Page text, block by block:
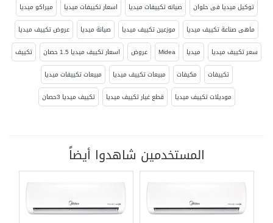
توكيل ميديا فى حلوان
صيانه تكييفات ميديا اسعار تكييفات ميديا
ميراكو ميديا
ماهى صناعة تكييف ميديا
موزعين تكييف ميديا صيانة ميديا
عروض تكييف ميديا
سعر تكييف ميديا
ميديا Midea عروض اسعار تكييف ميديا 1.5 حصان
تكييف
تكييفات
مكيفات مبيعات تكييف ميديا
مبيعات تكييفات ميديا
موديلات تكييف ميديا
قطع غيار تكييف ميديا تكييف ميديا 3حصان
المستخدمين شاهدوا أيضاً